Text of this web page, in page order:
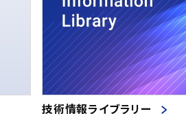
技術情報ライブラリー